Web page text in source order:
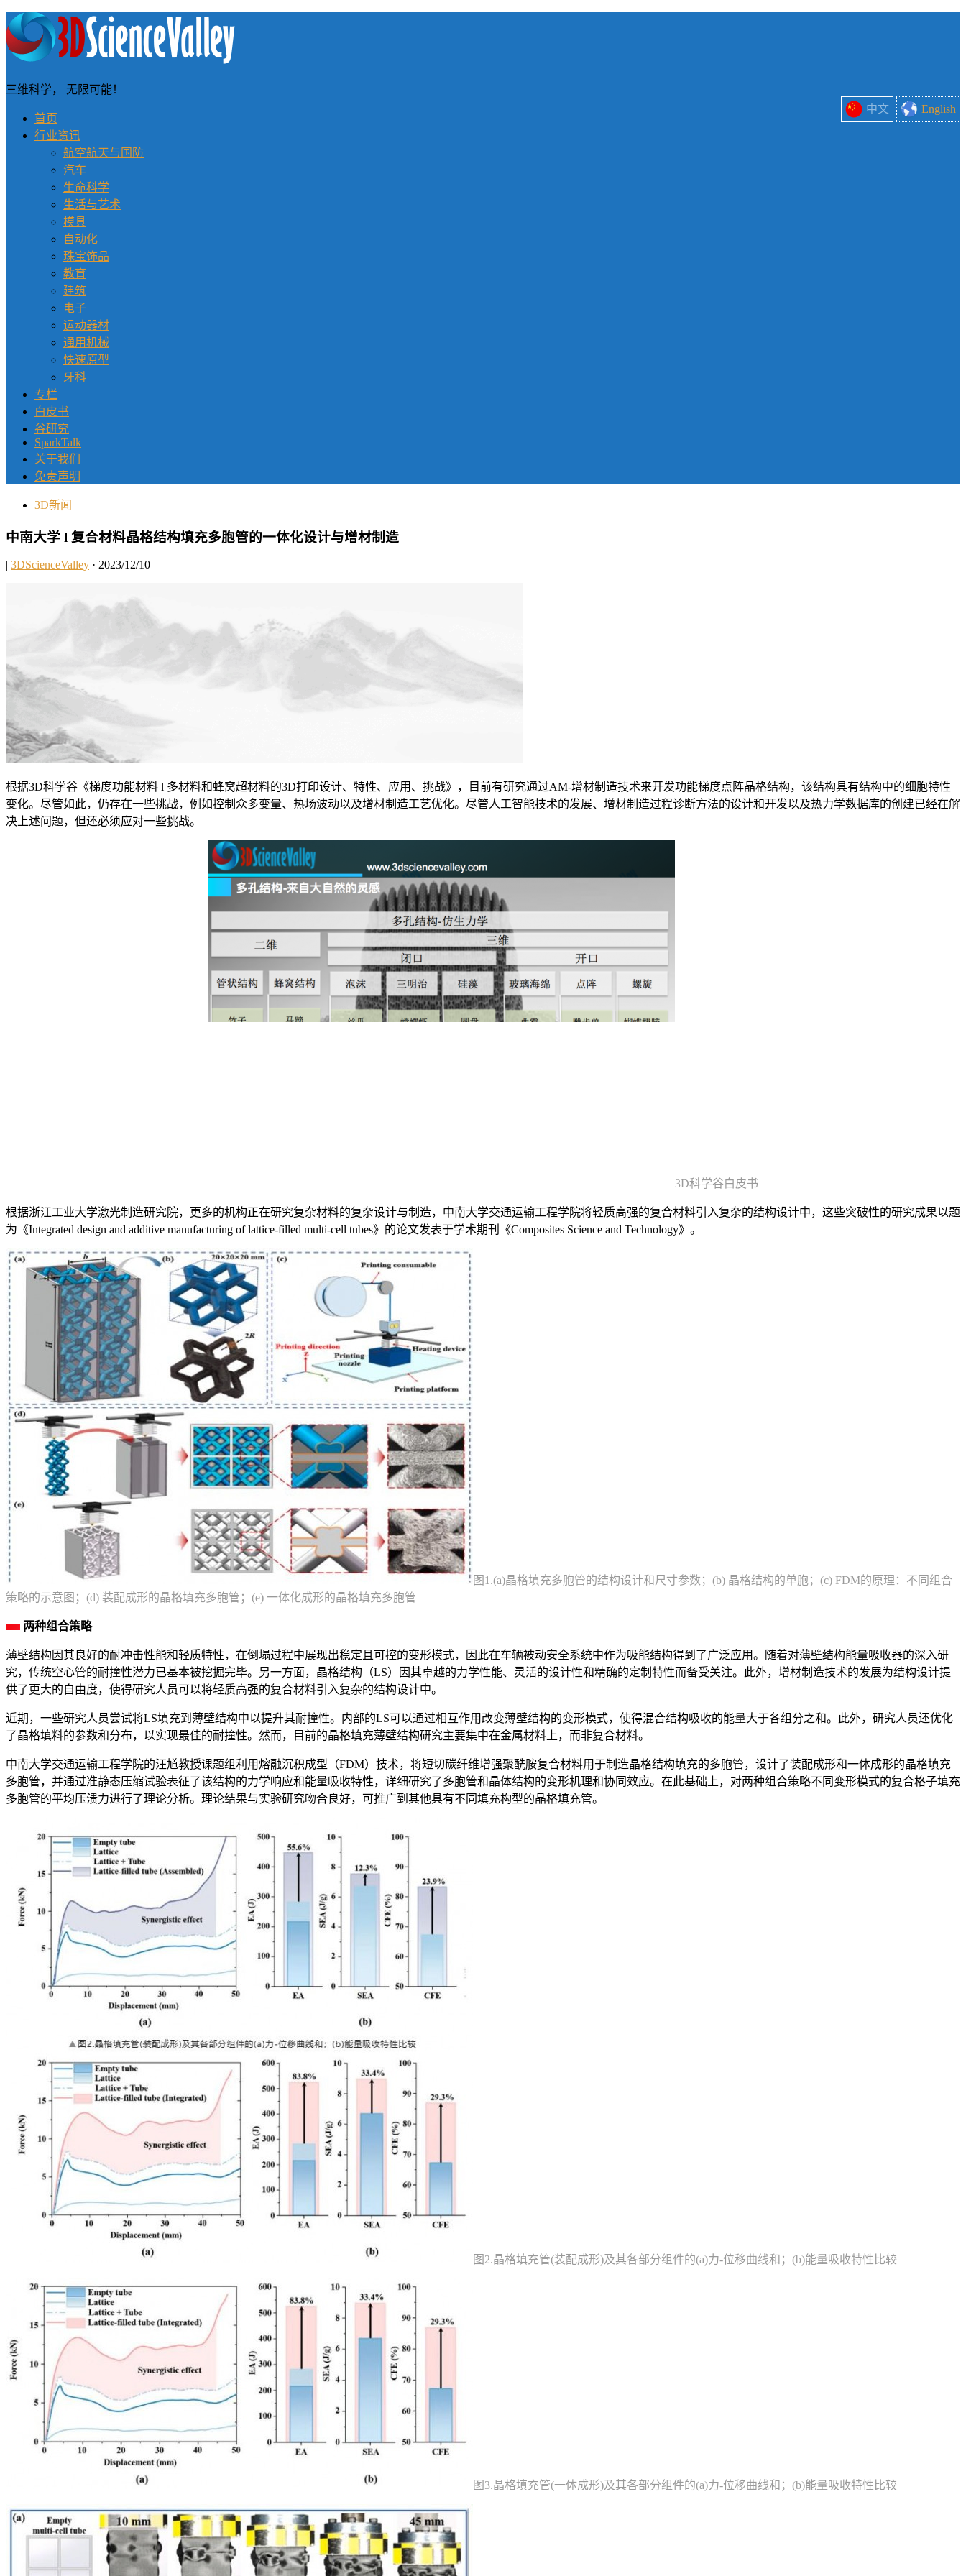
中文 English
三维科学， 无限可能！
首页
行业资讯
航空航天与国防
汽车
生命科学
生活与艺术
模具
自动化
珠宝饰品
教育
建筑
电子
运动器材
通用机械
快速原型
牙科
专栏
白皮书
谷研究
SparkTalk
关于我们
免责声明
3D新闻
中南大学 l 复合材料晶格结构填充多胞管的一体化设计与增材制造
| 3DScienceValley · 2023/12/10
根据3D科学谷《梯度功能材料 l 多材料和蜂窝超材料的3D打印设计、特性、应用、挑战》，目前有研究通过AM-增材制造技术来开发功能梯度点阵晶格结构，该结构具有结构中的细胞特性
变化。尽管如此，仍存在一些挑战，例如控制众多变量、热场波动以及增材制造工艺优化。尽管人工智能技术的发展、增材制造过程诊断方法的设计和开发以及热力学数据库的创建已经在解
决上述问题，但还必须应对一些挑战。
3D科学谷白皮书
根据浙江工业大学激光制造研究院，更多的机构正在研究复杂材料的复杂设计与制造，中南大学交通运输工程学院将轻质高强的复合材料引入复杂的结构设计中，这些突破性的研究成果以题
为《Integrated design and additive manufacturing of lattice-filled multi-cell tubes》的论文发表于学术期刊《Composites Science and Technology》。
图1.(a)晶格填充多胞管的结构设计和尺寸参数；(b) 晶格结构的单胞；(c) FDM的原理：不同组合
策略的示意图；(d) 装配成形的晶格填充多胞管；(e) 一体化成形的晶格填充多胞管
两种组合策略
薄壁结构因其良好的耐冲击性能和轻质特性，在倒塌过程中展现出稳定且可控的变形模式，因此在车辆被动安全系统中作为吸能结构得到了广泛应用。随着对薄壁结构能量吸收器的深入研
究，传统空心管的耐撞性潜力已基本被挖掘完毕。另一方面，晶格结构（LS）因其卓越的力学性能、灵活的设计性和精确的定制特性而备受关注。此外，增材制造技术的发展为结构设计提
供了更大的自由度，使得研究人员可以将轻质高强的复合材料引入复杂的结构设计中。
近期，一些研究人员尝试将LS填充到薄壁结构中以提升其耐撞性。内部的LS可以通过相互作用改变薄壁结构的变形模式，使得混合结构吸收的能量大于各组分之和。此外，研究人员还优化
了晶格填料的参数和分布，以实现最佳的耐撞性。然而，目前的晶格填充薄壁结构研究主要集中在金属材料上，而非复合材料。
中南大学交通运输工程学院的汪馗教授课题组利用熔融沉积成型（FDM）技术，将短切碳纤维增强聚酰胺复合材料用于制造晶格结构填充的多胞管，设计了装配成形和一体成形的晶格填充
多胞管，并通过准静态压缩试验表征了该结构的力学响应和能量吸收特性，详细研究了多胞管和晶体结构的变形机理和协同效应。在此基础上，对两种组合策略不同变形模式的复合格子填充
多胞管的平均压溃力进行了理论分析。理论结果与实验研究吻合良好，可推广到其他具有不同填充构型的晶格填充管。
图2.晶格填充管(装配成形)及其各部分组件的(a)力-位移曲线和；(b)能量吸收特性比较
图3.晶格填充管(一体成形)及其各部分组件的(a)力-位移曲线和；(b)能量吸收特性比较